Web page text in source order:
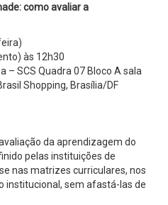
como avaliar a
às 12h30
– SCS Quadra 07 Bloco A sala
Shopping, Brasília/DF
da aprendizagem do
pelas instituições de
nas matrizes curriculares, nos
institucional, sem afastá-las de